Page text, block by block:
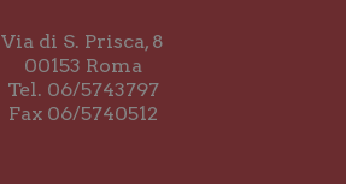
Via di S. Prisca, 8
00153 Roma
Tel. 06/5743797
Fax 06/5740512